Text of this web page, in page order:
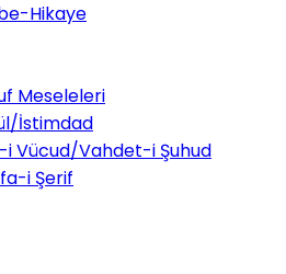
Hikaye
Meseleleri
İstimdad
Vücud/Vahdet-i Şuhud
i Şerif